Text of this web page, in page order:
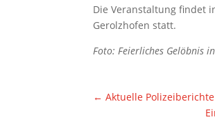
Die Veranstaltung findet
Gerolzhofen statt.
Foto: Feierliches Gelöbnis
←Aktuelle